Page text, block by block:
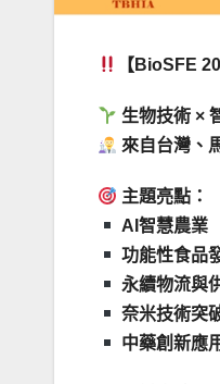
【BioSFE
生物技術 ×
來自台灣、
主題亮點：
AI智慧農業
功能性食品
永續物流與
奈米技術突
中藥創新應